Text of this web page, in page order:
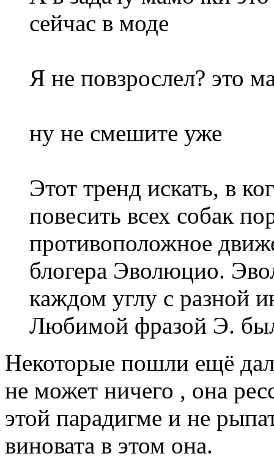
сейчас в моде
Я не повзрослел? это
ну не смешите уже
Этот тренд искать, в
повесить всех собак
противоположное
блогера Эволюцио.
каждом углу с разной
Любимой фразой Э.
Некоторые пошли ещё
не может ничего , она
этой парадигме и не
виновата в этом она.